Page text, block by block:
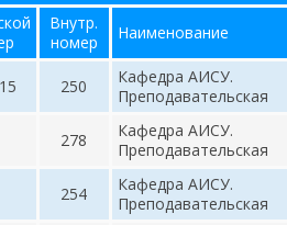
Внутр.
номер
Наименование
250
Кафедра АИСУ.
Преподавательская
278
Кафедра АИСУ.
Преподавательская
254
Кафедра АИСУ.
Преподавательская